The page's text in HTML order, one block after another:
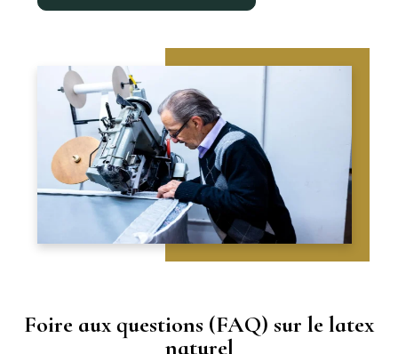
Foire aux questions (FAQ) sur le latex
naturel